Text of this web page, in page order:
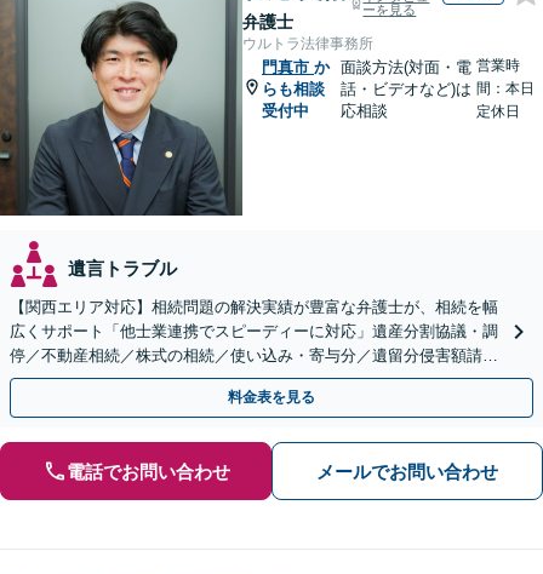
弁護士
ーを見る
ウルトラ法律事務所
門真市 か
らも相談
受付中
面談方法(対面・電
話・ビデオなど)は
応相談
営業時
間：本日
定休日
遺言トラブル
【関西エリア対応】相続問題の解決実績が豊富な弁護士が、相続を幅
広くサポート「他士業連携でスピーディーに対応」遺産分割協議・調
停／不動産相続／株式の相続／使い込み・寄与分／遺留分侵害額請求
／相続放棄（借金の相続）／遺言書作成
料金表を見る
電話でお問い合わせ メールでお問い合わせ